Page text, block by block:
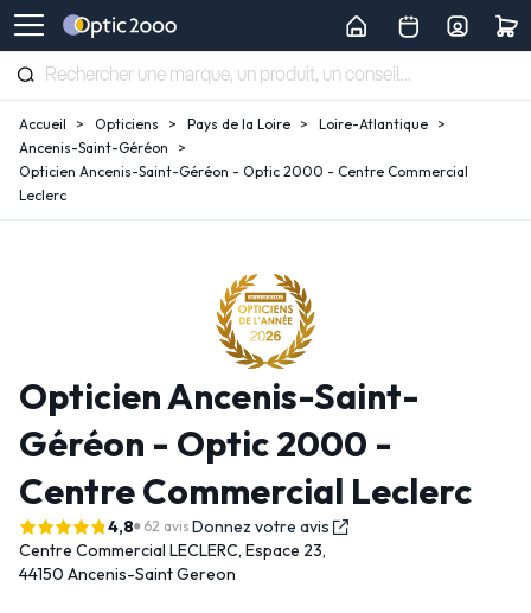
Accueil Opticiens Pays de la Loire
Loire-Atlantique
Ancenis-Saint-Géréon
Opticien Ancenis-Saint-Géréon - Optic 2000 - Centre Commercial
Leclerc
Opticien Ancenis-Saint-
Géréon - Optic 2000 -
Centre Commercial Leclerc
4,8 62 avis Donnez votre avis
Centre Commercial LECLERC, Espace 23,
44150 Ancenis-Saint Gereon